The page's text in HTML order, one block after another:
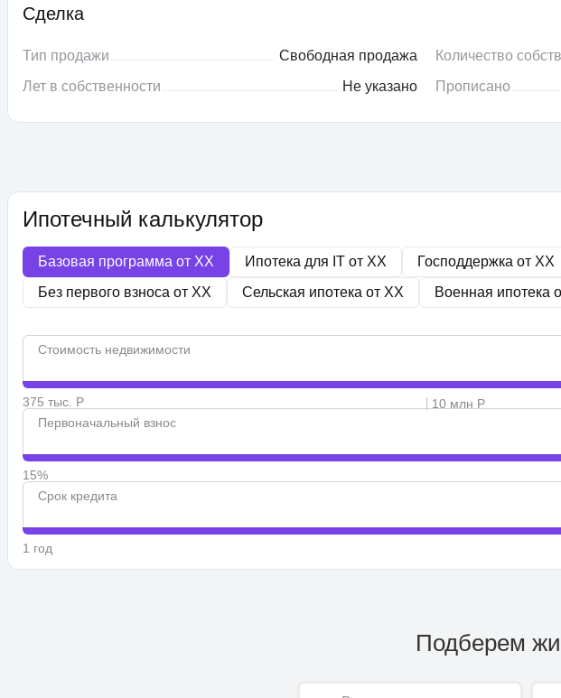
Сделка
Тип продажи
Свободная продажа
Лет в собственности
Не указано
Количество
Прописано
Ипотечный калькулятор
Базовая программа от XX Ипотека для IT от XX Господдержка от XX
Без первого взноса от XX Сельская ипотека от XX Военная ипотека
Стоимость недвижимости
375 тыс. Р 10 млн Р
Первоначальный взнос
15%
Срок кредита
1 год
Подберем